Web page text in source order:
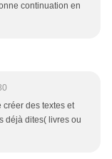
continuation en
créer des textes et
déjà dites( livres ou